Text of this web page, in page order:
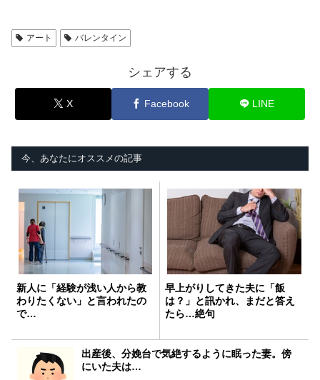
アート バレンタイン
シェアする
X Facebook LINE
今、あなたにオススメの記事
新人に「経験が浅い人から教
わりたくない」と言われたの
で…
早上がりしてきた夫に「飯
は？」と訊かれ、まだと答え
たら…絶句
出産後、分娩台で気絶するように眠った妻。傍
にいた夫は…